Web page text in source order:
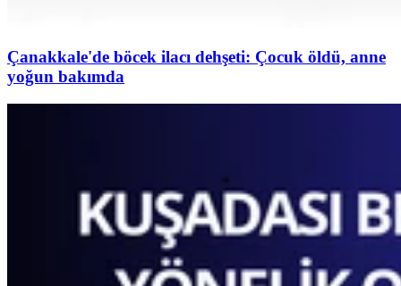
Çanakkale'de böcek ilacı dehşeti: Çocuk öldü, anne
yoğun bakımda